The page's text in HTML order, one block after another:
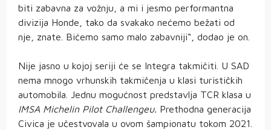
biti zabavna za vožnju, a mi i jesmo performantna
divizija Honde, tako da svakako nećemo bežati od
nje, znate. Bićemo samo malo zabavniji“, dodao je on.
Nije jasno u kojoj seriji će se Integra takmičiti. U SAD
nema mnogo vrhunskih takmičenja u klasi turističkih
automobila. Jednu mogućnost predstavlja TCR klasa u
IMSA Michelin Pilot Challengeu. Prethodna generacija
Civica je učestvovala u ovom šampionatu tokom 2021.